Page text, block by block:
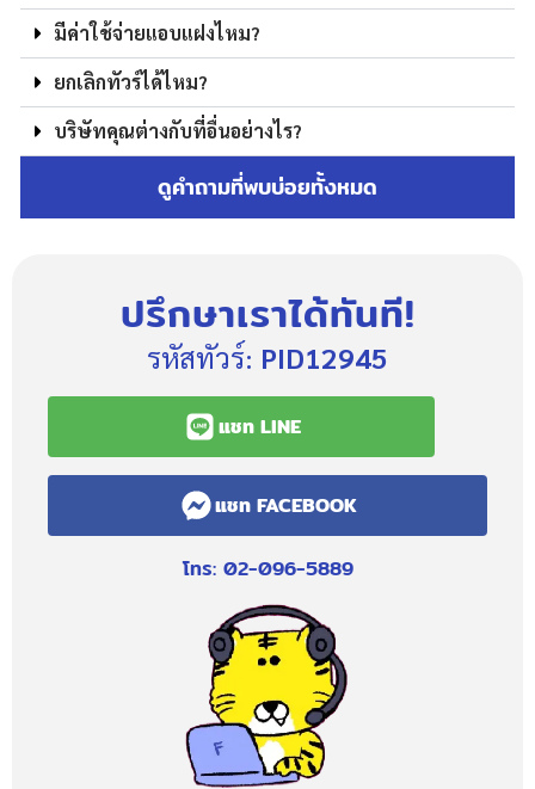
มีค่าใช้จ่ายแอบแฝงไหม?
ยกเลิกทัวร์ได้ไหม?
บริษัทคุณต่างกับที่อื่นอย่างไร?
ดูคำถามที่พบบ่อยทั้งหมด
ปรึกษาเราได้ทันที!
รหัสทัวร์: PID12945
แชท LINE
แชท FACEBOOK
โทร: 02-096-5889